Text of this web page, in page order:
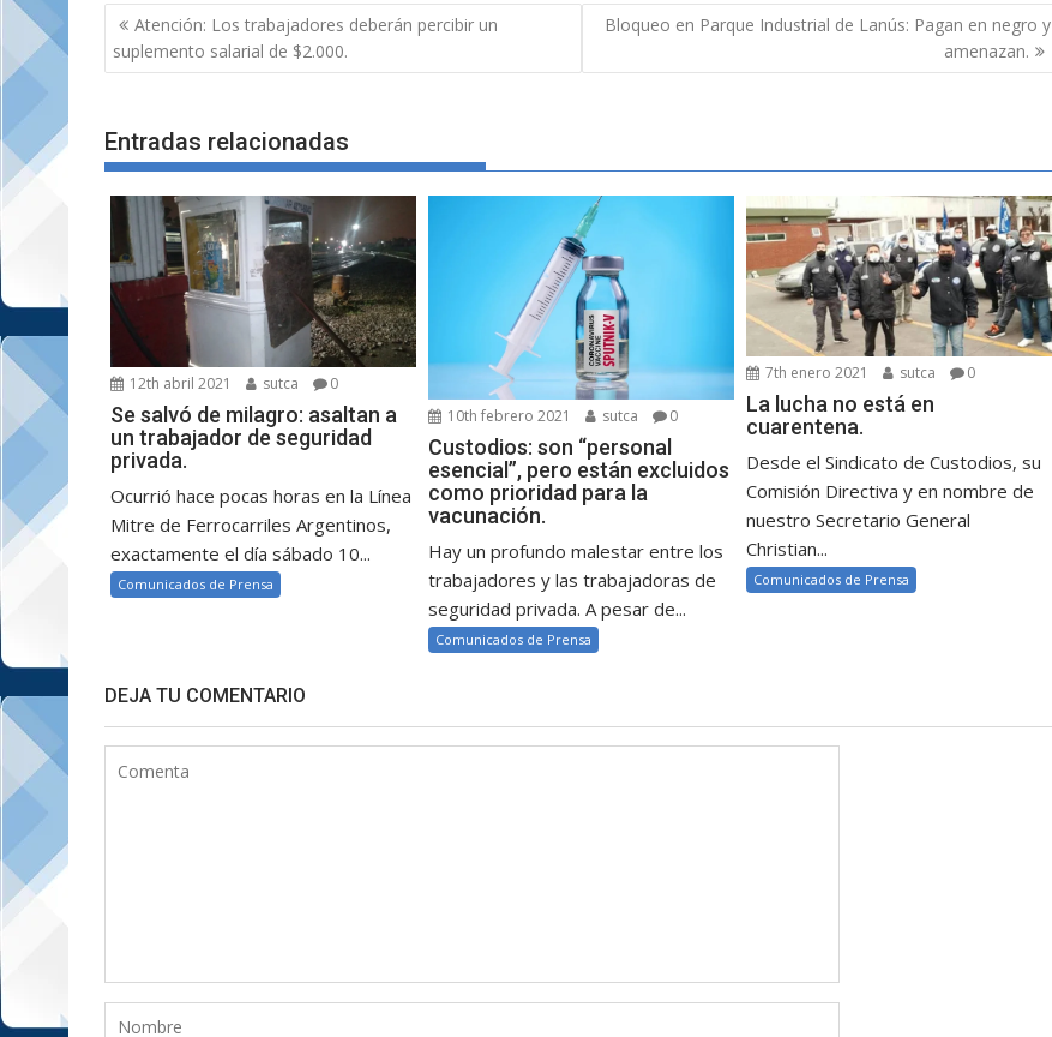
Navegación
de
entradas
Atención: Los trabajadores deberán percibir un
suplemento salarial de $2.000.
Bloqueo en Parque Industrial de Lanús: Pagan en negro y
amenazan.
Entradas relacionadas
12th abril 2021 sutca 0
Se salvó de milagro: asaltan a
un trabajador de seguridad
privada.
Ocurrió hace pocas horas en la Línea
Mitre de Ferrocarriles Argentinos,
exactamente el día sábado 10...
Comunicados de Prensa
10th febrero 2021 sutca 0
Custodios: son “personal
esencial”, pero están excluidos
como prioridad para la
vacunación.
Hay un profundo malestar entre los
trabajadores y las trabajadoras de
seguridad privada. A pesar de...
Comunicados de Prensa
7th enero 2021 sutca 0
La lucha no está en
cuarentena.
Desde el Sindicato de Custodios, su
Comisión Directiva y en nombre de
nuestro Secretario General
Christian...
Comunicados de Prensa
DEJA TU COMENTARIO